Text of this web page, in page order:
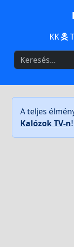
KK
A teljes
Kalózok TV-n!